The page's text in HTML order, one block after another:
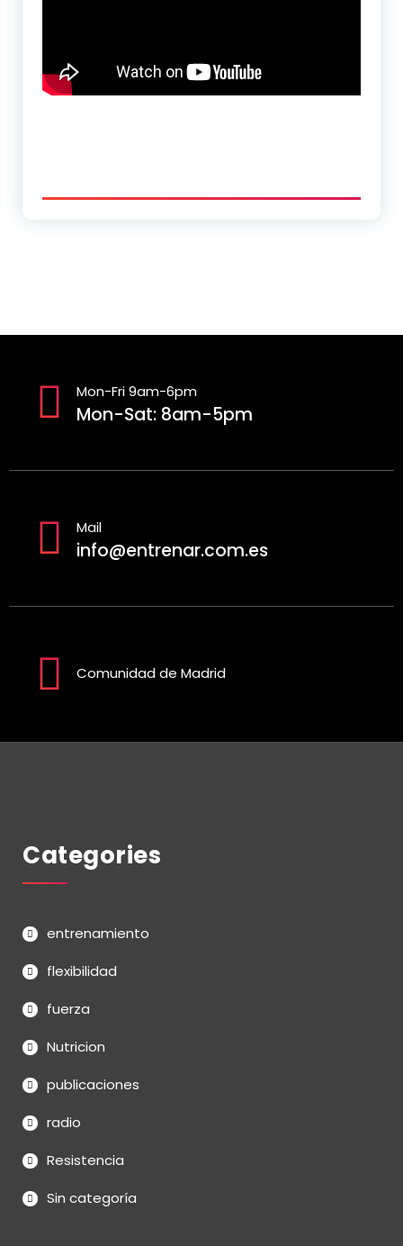
Mon-Fri 9am-6pm
Mon-Sat: 8am-5pm
Mail
info@entrenar.com.es
Comunidad de Madrid
Categories
entrenamiento
flexibilidad
fuerza
Nutricion
publicaciones
radio
Resistencia
Sin categoría